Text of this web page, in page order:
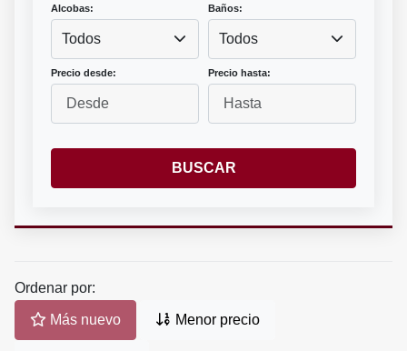
Alcobas:
Todos
Baños:
Todos
Precio desde: Precio hasta:
BUSCAR
Ordenar por:
Más nuevo Menor precio